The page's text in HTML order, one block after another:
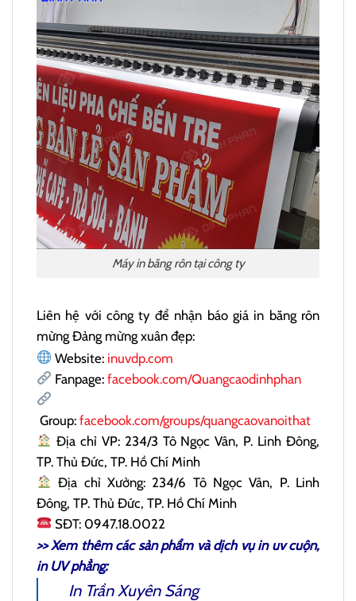
Máy in băng rôn tại công ty
Liên hệ với công ty để nhận báo giá in băng rôn
mừng Đảng mừng xuân đẹp:
Website: inuvdp.com
Fanpage: facebook.com/Quangcaodinhphan
Group: facebook.com/groups/quangcaovanoithat
Địa chỉ VP: 234/3 Tô Ngọc Vân, P. Linh Đông,
TP. Thủ Đức, TP. Hồ Chí Minh
Địa chỉ Xưởng: 234/6 Tô Ngọc Vân, P. Linh
Đông, TP. Thủ Đức, TP. Hồ Chí Minh
SĐT: 0947.18.0022
>> Xem thêm các sản phẩm và dịch vụin uv cuộn,
in UV phẳng:
In Trần Xuyên Sáng